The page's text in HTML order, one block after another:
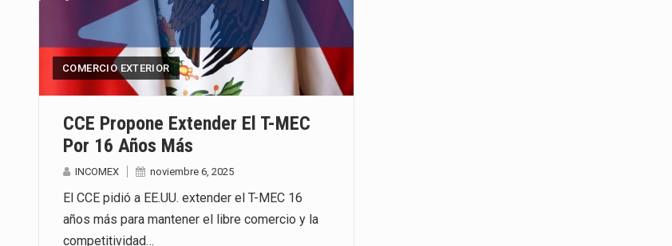
COMERCIO EXTERIOR
CCE Propone Extender El T-MEC
Por 16 Años Más
INCOMEX noviembre 6, 2025
El CCE pidió a EE.UU. extender el T-MEC 16
años más para mantener el libre comercio y la
competitividad…